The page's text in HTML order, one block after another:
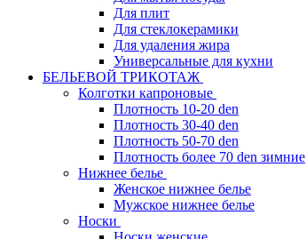
Для плит
Для стеклокерамики
Для удаления жира
Универсальные для кухни
БЕЛЬЕВОЙ ТРИКОТАЖ
Колготки капроновые
Плотность 10-20 den
Плотность 30-40 den
Плотность 50-70 den
Плотность более 70 den зимние
Нижнее белье
Женское нижнее белье
Мужское нижнее белье
Носки